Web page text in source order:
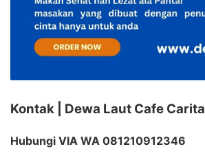
Kontak | Dewa Laut Cafe Carita
Hubungi VIA WA 081210912346